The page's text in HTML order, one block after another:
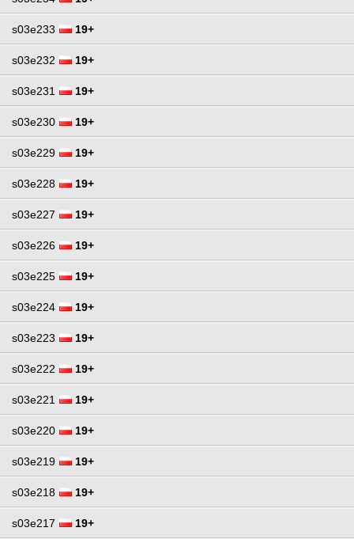
s03e233 19+
s03e232 19+
s03e231 19+
s03e230 19+
s03e229 19+
s03e228 19+
s03e227 19+
s03e226 19+
s03e225 19+
s03e224 19+
s03e223 19+
s03e222 19+
s03e221 19+
s03e220 19+
s03e219 19+
s03e218 19+
s03e217 19+